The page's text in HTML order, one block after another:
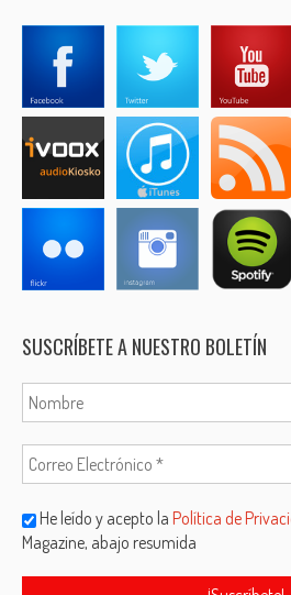
SUSCRÍBETE A NUESTRO BOLETÍN
He leído y acepto laPolítica de
Magazine, abajo resumida